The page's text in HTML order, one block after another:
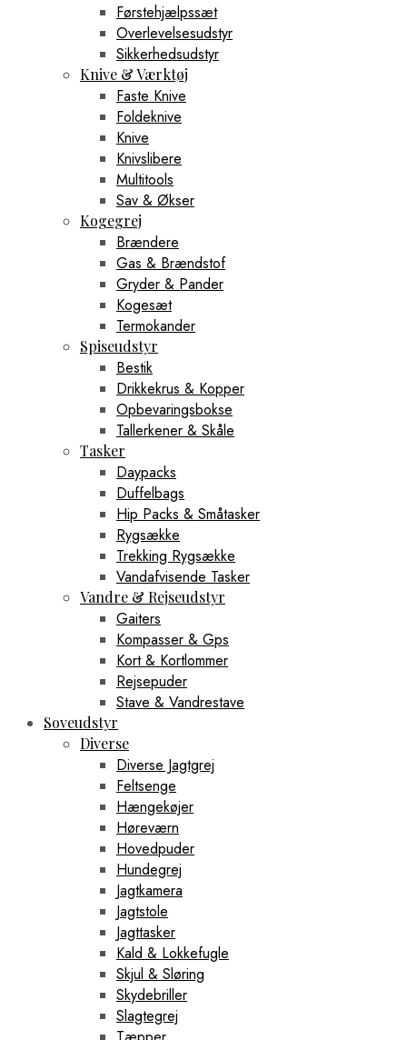
Førstehjælpssæt
Overlevelsesudstyr
Sikkerhedsudstyr
Knive & Værktøj
Faste Knive
Foldeknive
Knive
Knivslibere
Multitools
Sav & Økser
Kogegrej
Brændere
Gas & Brændstof
Gryder & Pander
Kogesæt
Termokander
Spiseudstyr
Bestik
Drikkekrus & Kopper
Opbevaringsbokse
Tallerkener & Skåle
Tasker
Daypacks
Duffelbags
Hip Packs & Småtasker
Rygsække
Trekking Rygsække
Vandafvisende Tasker
Vandre & Rejseudstyr
Gaiters
Kompasser & Gps
Kort & Kortlommer
Rejsepuder
Stave & Vandrestave
Soveudstyr
Diverse
Diverse Jagtgrej
Feltsenge
Hængekøjer
Høreværn
Hovedpuder
Hundegrej
Jagtkamera
Jagtstole
Jagttasker
Kald & Lokkefugle
Skjul & Sløring
Skydebriller
Slagtegrej